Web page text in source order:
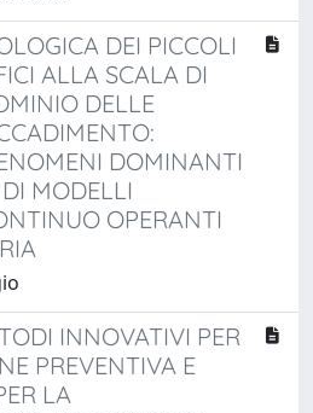
DEI PICCOLI
ALLA SCALA DI
DELLE
DOMINANTI
MODELLI
OPERANTI
INNOVATIVI PER
PREVENTIVA E
LA